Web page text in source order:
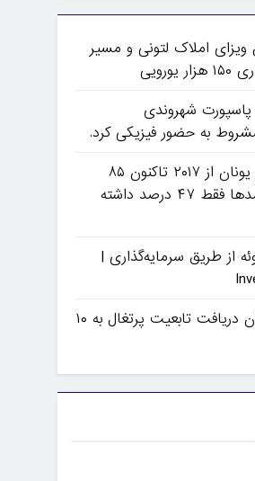
املاک لتونی و مسیر
پاسپورت شهروندی
به حضور فیزیکی کرد.
قیمت مسکن در یونان از ۲۰۱۷ تاکنون ۸۵
درصد رشد و درآمدها فقط ۴۷ درصد داشته
از طریق سرمایه‌گذاری |
افزایش مدت زمان دریافت تابعیت پرتغال به ۱۰